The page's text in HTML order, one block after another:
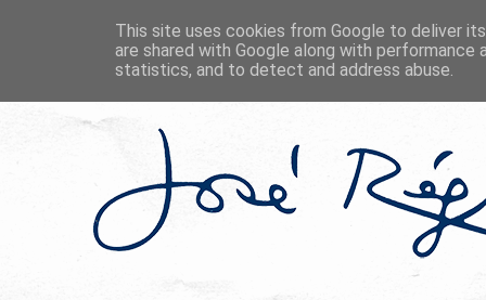
This site uses cookies from Google to deliver
are shared with Google along with
statistics, and to detect and address abuse.